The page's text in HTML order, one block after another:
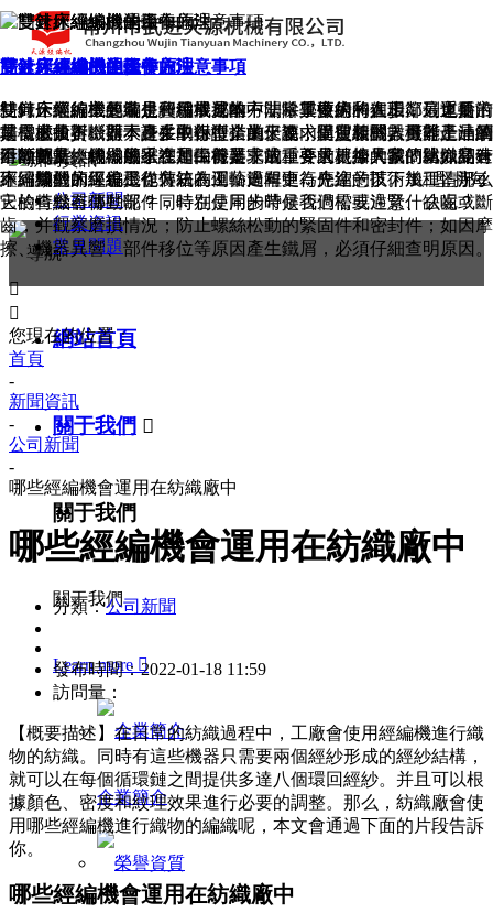
網站首頁
關于我們 
關于我們
關于我們
Learn more 
企業簡介
公司新聞
行業資訊
常見問題


您現在的位置：
首頁
-
新聞資訊
-
公司新聞
-
哪些經編機會運用在紡織廠中
哪些經編機會運用在紡織廠中
分類：公司新聞
發布時間：2022-01-18 11:59
訪問量：
【概要描述】 在日常的紡織過程中，工廠會使用經編機進行織
物的紡織。同時有這些機器只需要兩個經紗形成的經紗結構，
就可以在每個循環鏈之間提供多達八個環回經紗。并且可以根
據顏色、密度和紋理效果進行必要的調整。那么，紡織廠會使
用哪些經編機進行織物的編織呢，本文會通過下面的片段告訴
你。
哪些經編機會運用在紡織廠中
雙針床經編機的工作原理
雙針床經編機經編是一種常見的方法，其中線將在相鄰列之后沿
其長度曲折，而不是在單行中。由于要求單股線的數量等于連續
針的數量，經編幾乎總是由機器完成，并且根據具體的紡織品有
不同類型的經編。
雙針床經編機運輸中的注意事項
雙針床經編機包裝是經編機運輸中非常重要的一個環節。運輸
前，必須對機器本身采取保護措施。箱內固定裝置、機器上油潤
滑等都是經編機廠家在運輸前要求的。今天就給大家簡單介紹一
下。雙針床經編機包裝箱在運輸過程中，應注意以下幾種情況：
雙針床經編機的保養方法
紡織企業的主要常規費用或成本中，除了廠房和人工，最重要的
是機械投資。對于許多中小型企業來說，購買新機器可能是一筆
巨額開支。機器的維護和保養是非常重要的。今天我們就以雙針
床經編機的保養工作方法為例，簡單進行介紹一下。 1、堅持每
天檢查機器傳動部件，特別是同步帶是否過松或過緊、缺齒或斷
齒，并觀察磨損情況；防止螺絲松動的緊固件和密封件；如因摩
擦、機器異響、部件移位等原因產生鐵屑，必須仔細查明原因。
高速經編機的生產
任何一個行業的產生和發展都離不開科學技術的進步，這也是市
場需求量不斷擴大產生的對行業的促進，促使相關人員對產品的
不斷更新換代，那么在加工行業，這種要求更加的多，比如高速
經編機的加工也是從傳統的工藝走向更為先進的技術加工，那么
它的特點有哪些呢？同時在使用的時候我們需要注意什么呢？